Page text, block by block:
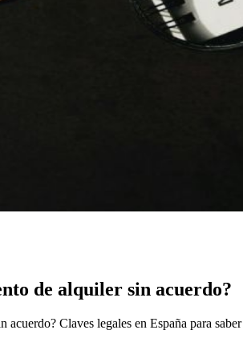
de alquiler sin acuerdo?
acuerdo? Claves legales en España para